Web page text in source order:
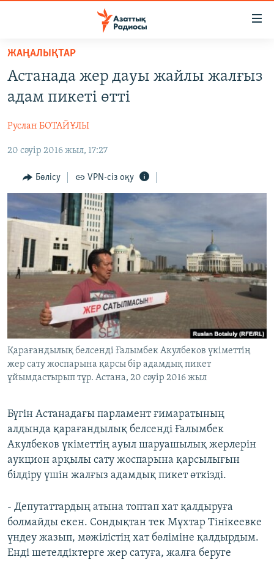
Skip
main
content
to
Navigation
Search
ҚАҢТАР ОҚИҒАСЫ
АДАМ ҚҰҚЫҚТАРЫ
ӘЛЕУМЕТ
АРНАЙЫ ЖОБАЛАР
Русский
Басқа тілдерде
ЖАҢАЛЫҚТАР
Астанада жер дауы жайлы жалғыз
адам пикеті өтті
Руслан БОТАЙҰЛЫ
20 сәуір 2016 жыл, 17:27
Бөлісу VPN-сіз оқу
Қарағандылық белсенді Ғалымбек Акулбеков үкіметтің
жер сату жоспарына қарсы бір адамдық пикет
ұйымдастырып тұр. Астана, 20 сәуір 2016 жыл
Бүгін Астанадағы парламент ғимаратының
алдында қарағандылық белсенді Ғалымбек
Акулбеков үкіметтің ауыл шаруашылық жерлерін
аукцион арқылы сату жоспарына қарсылығын
білдіру үшін жалғыз адамдық пикет өткізді.
- Депутаттардың атына топтап хат қалдыруға
болмайды екен. Сондықтан тек Мұхтар Тінікеевке
үндеу жазып, мәжілістің хат бөліміне қалдырдым.
Енді шетелдіктерге жер сатуға, жалға беруге